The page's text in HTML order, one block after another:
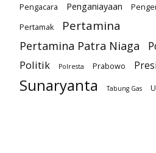
Pengacara Penganiayaan
Pertamak Pertamina
Pertamina Patra Niaga
Politik
Polresta Prabowo
Sunaryanta Tabung Gas